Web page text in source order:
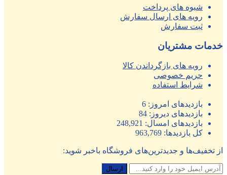
شیوه های پرداخت
رویه های ارسال سفارش
ثبت سفارش
خدمات مشتریان
رویه های بازگرداندن کالا
حریم خصوصی
شرایط استفاده
بازدیدهای امروز: 6
بازدیدهای دیروز: 84
بازدیدهای امسال: 248,921
کل بازدیدها: 963,769
از تخفیف‌ها و جدیدترین‌های فروشگاه باخبر شوید: